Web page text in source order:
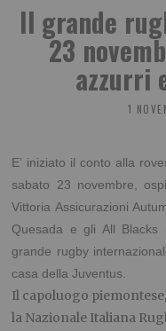
Il grande
23
azzurri
1
E’ iniziato il conto alla
sabato 23 novembre,
Vittoria Assicurazioni
Quesada e gli All Blacks
grande rugby
casa della Juventus.
Il capoluogo
la Nazionale Italiana